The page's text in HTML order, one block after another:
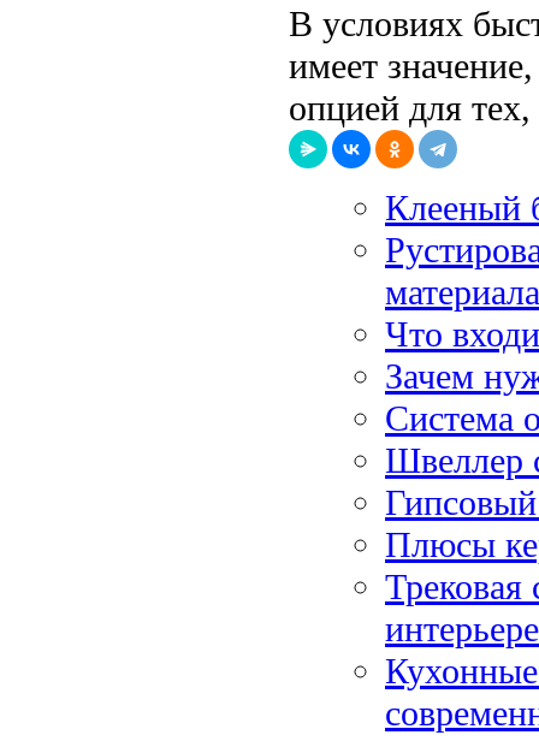
В условиях
имеет
опцией для
Клееный
материала
Что
Зачем
Система
Швеллер
Плюсы
Трековая
интерьере